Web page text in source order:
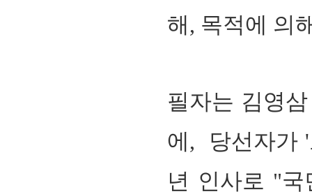
해, 목적에 의
필자는 김영
에, 당선자가
년 인사로 "국